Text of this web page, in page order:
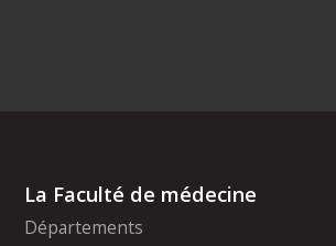
La Faculté de médecine
Départements